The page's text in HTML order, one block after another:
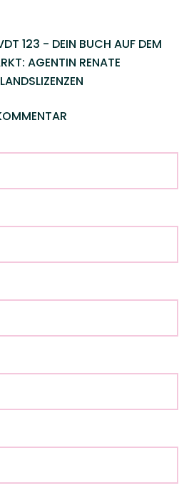
123 - DEIN BUCH AUF DEM
AGENTIN RENATE